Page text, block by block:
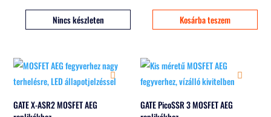
Nincs készleten Kosárba teszem
GATE X-ASR2 MOSFET AEG
GATE PicoSSR 3 MOSFET AEG